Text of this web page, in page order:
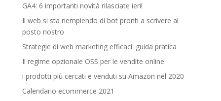
GA4: 6 importanti novità rilasciate ieri!
Il web si sta riempiendo di bot pronti a scrivere al
posto nostro
Strategie di web marketing efficaci: guida pratica
Il regime opzionale OSS per le vendite online
i prodotti più cercati e venduti su Amazon nel 2020
Calendario ecommerce 2021